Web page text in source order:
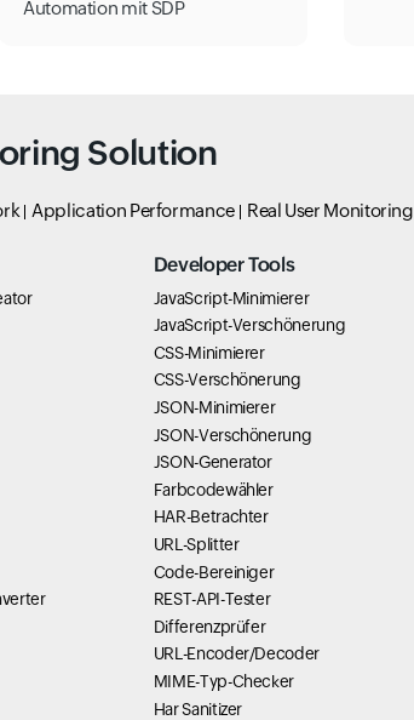
Automation mit SDP
Solution
Application Performance Real User Monitoring
Developer Tools
JavaScript-Minimierer
JavaScript-Verschönerung
CSS-Minimierer
CSS-Verschönerung
JSON-Minimierer
JSON-Verschönerung
JSON-Generator
Farbcodewähler
HAR-Betrachter
URL-Splitter
Code-Bereiniger
REST-API-Tester
Differenzprüfer
URL-Encoder/Decoder
MIME-Typ-Checker
Har Sanitizer